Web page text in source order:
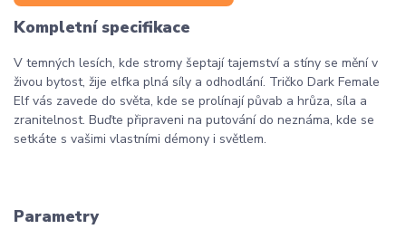
Kompletní specifikace
V temných lesích, kde stromy šeptají tajemství a stíny se mění v
živou bytost, žije elfka plná síly a odhodlání. Tričko Dark Female
Elf vás zavede do světa, kde se prolínají půvab a hrůza, síla a
zranitelnost. Buďte připraveni na putování do neznáma, kde se
setkáte s vašimi vlastními démony i světlem.
Parametry